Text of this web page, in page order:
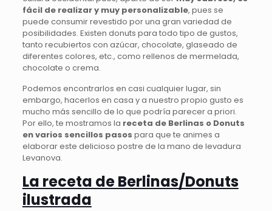
fácil de realizar y muy personalizable, pues se
puede consumir revestido por una gran variedad de
posibilidades. Existen donuts para todo tipo de gustos,
tanto recubiertos con azúcar, chocolate, glaseado de
diferentes colores, etc., como rellenos de mermelada,
chocolate o crema.
Podemos encontrarlos en casi cualquier lugar, sin
embargo, hacerlos en casa y a nuestro propio gusto es
mucho más sencillo de lo que podría parecer a priori.
Por ello, te mostramos la receta de Berlinas o Donuts
en varios sencillos pasos para que te animes a
elaborar este delicioso postre de la mano de levadura
Levanova.
La receta de Berlinas/Donuts
ilustrada